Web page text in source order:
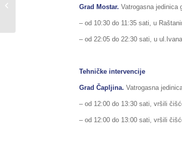
Grad Mostar. Vatrogasna jedinica
– od 10:30 do 11:35 sati, u
– od 22:05 do 22:30 sati, u
Tehničke intervencije
Grad Čapljina. Vatrogasna
– od 12:00 do 13:30 sati, vršili
– od 12:00 do 13:00 sati, vršili
zadatak kod Općine Usora